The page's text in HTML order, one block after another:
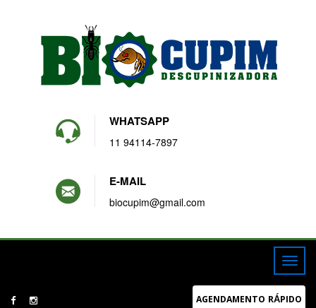
WHATSAPP
11 94114-7897
E-MAIL
biocupim@gmail.com
AGENDAMENTO RÁPIDO